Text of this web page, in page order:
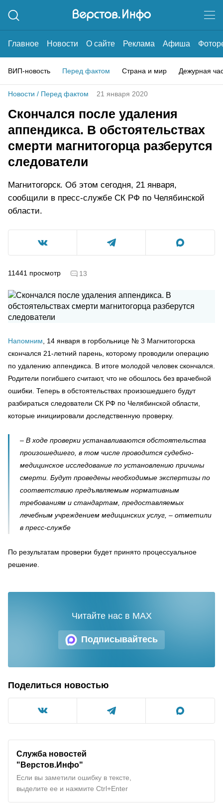
Главное Новости О сайте Реклама Афиша
ВИП-новость Перед фактом Страна и мир Дежурная
Новости / Перед фактом 21 января 2020
Скончался после удаления
аппендикса. В обстоятельствах
смерти магнитогорца разберутся
следователи
Магнитогорск. Об этом сегодня, 21 января,
сообщили в пресс-службе СК РФ по Челябинской
области.
11441 просмотр 13
Напомним , 14 января в горбольнице № 3 Магнитогорска
скончался 21-летний парень, которому проводили операцию
по удалению аппендикса. В итоге молодой человек скончался.
Родители погибшего считают, что не обошлось без врачебной
ошибки. Теперь в обстоятельствах произошедшего будут
разбираться следователи СК РФ по Челябинской области,
которые инициировали доследственную проверку.
– В ходе проверки устанавливаются обстоятельства
произошедшего, в том числе проводится судебно-
медицинское исследование по установлению причины
смерти. Будут проведены необходимые экспертизы по
соответствию предъявляемым нормативным
требованиям и стандартам, предоставляемых
лечебным учреждением медицинских услуг, – отметили
в пресс-службе
По результатам проверки будет принято процессуальное
решение.
Подписывайтесь
Читайте нас в MAX
Поделиться новостью
Служба новостей
"Верстов.Инфо"
Если вы заметили ошибку в тексте,
выделите ее и нажмите Ctrl+Enter